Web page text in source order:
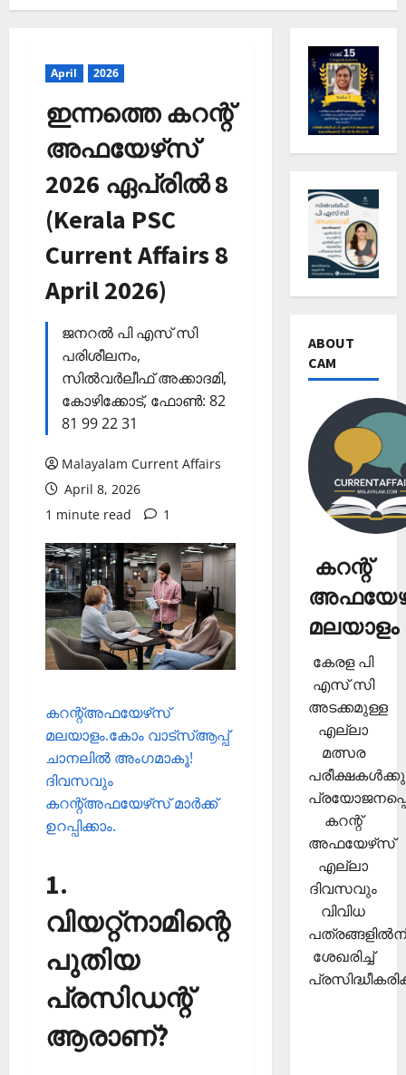
April 2026
ഇന്നത്തെ കറന്റ്
അഫയേഴ്‌സ്
2026 ഏപ്രില്‍ 8
(Kerala PSC
Current Affairs 8
April 2026)
ജനറല്‍ പി എസ് സി
പരിശീലനം,
സില്‍വര്‍ലീഫ് അക്കാദമി,
കോഴിക്കോട്, ഫോണ്‍: 82
81 99 22 31
Malayalam Current Affairs
April 8, 2026
1 minute read
1
കറന്റ്അഫയേഴ്‌സ്
മലയാളം.കോം വാട്‌സ്ആപ്പ്
ചാനലില്‍ അംഗമാകൂ!
ദിവസവും
കറന്റ്അഫയേഴ്‌സ് മാര്‍ക്ക്
ഉറപ്പിക്കാം.
1.
വിയറ്റ്‌നാമിന്റെ
പുതിയ
പ്രസിഡന്റ്
ആരാണ്?
ABOUT
CAM
കറന്റ്
മലയാളം
കേരള പി
എസ് സി
അടക്കമുള്ള
എല്ലാ
മത്സര
കറന്റ്
അഫയേഴ്‌സ്
എല്ലാ
ദിവസവും
വിവിധ
ശേഖരിച്ച്